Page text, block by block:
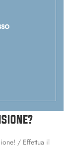
/ Effettua il